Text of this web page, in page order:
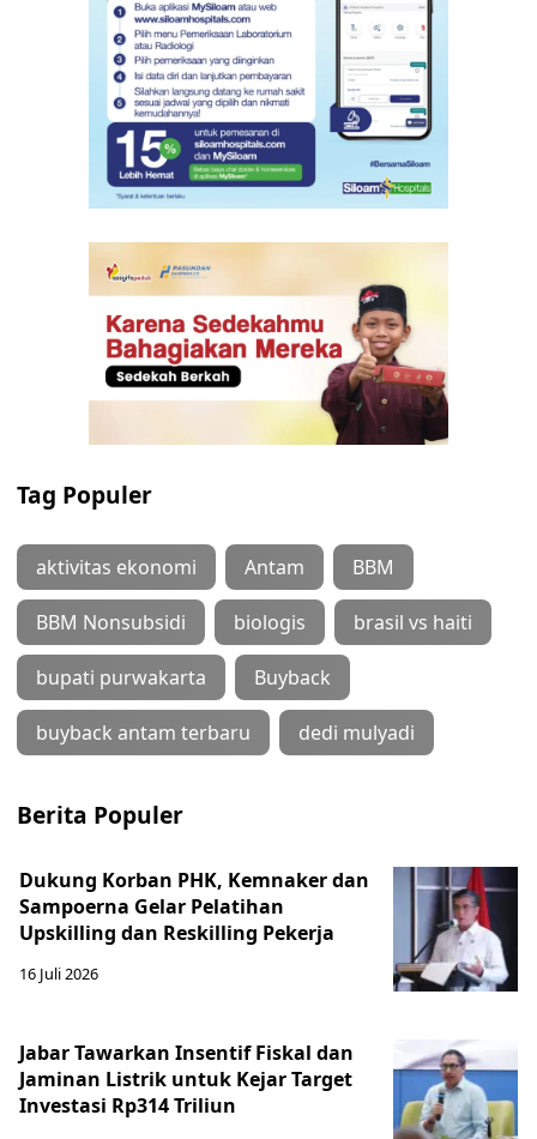
Tag Populer
aktivitas ekonomi Antam BBM
BBM Nonsubsidi biologis brasil vs haiti
bupati purwakarta Buyback
buyback antam terbaru dedi mulyadi
Berita Populer
Dukung Korban PHK, Kemnaker dan
Sampoerna Gelar Pelatihan
Upskilling dan Reskilling Pekerja
16 Juli 2026
Jabar Tawarkan Insentif Fiskal dan
Jaminan Listrik untuk Kejar Target
Investasi Rp314 Triliun